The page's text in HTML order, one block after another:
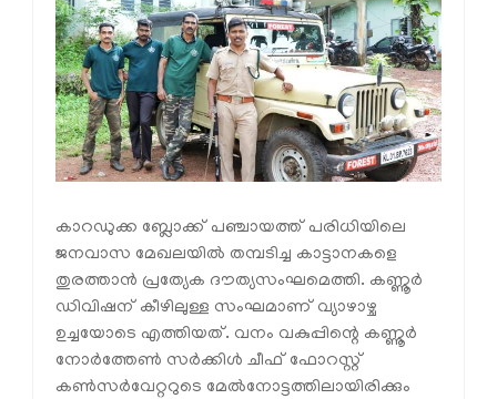
കാറഡുക്ക ബ്ലോക്ക് പഞ്ചായത്ത് പരിധിയിലെ
ജനവാസ മേഖലയില്‍ തമ്പടിച്ച കാട്ടാനകളെ
തുരത്താന്‍ പ്രത്യേക ദൗത്യസംഘമെത്തി. കണ്ണൂര്‍
ഡിവിഷന് കീഴിലുള്ള സംഘമാണ് വ്യാഴാഴ്ച
ഉച്ചയോടെ എത്തിയത്. വനം വകുപ്പിന്റെ കണ്ണൂര്‍
നോര്‍ത്തേണ്‍ സര്‍ക്കിള്‍ ചീഫ് ഫോറസ്റ്റ്
കണ്‍സര്‍വേറ്ററുടെ മേല്‍നോട്ടത്തിലായിരിക്കും